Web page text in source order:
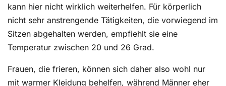
kann hier nicht wirklich weiterhelfen. Für körperlich
nicht sehr anstrengende Tätigkeiten, die vorwiegend im
Sitzen abgehalten werden, empfiehlt sie eine
Temperatur zwischen 20 und 26 Grad.
Frauen, die frieren, können sich daher also wohl nur
mit warmer Kleidung behelfen, während Männer eher